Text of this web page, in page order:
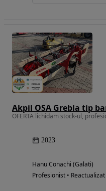
Akpil OSA Grebla tip
OFERTA lichidam stock-ul,
2023
Hanu Conachi (Galati)
Profesionist • Reactualizat